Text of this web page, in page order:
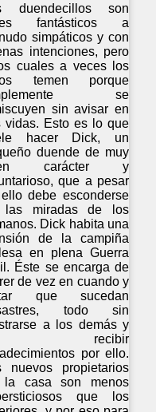
duendecillos son
fantásticos a
simpáticos y con
intenciones, pero
cuales a veces los
temen porque
se
sin avisar en
vidas. Esto es lo que
hacer Dick, un
duende de muy
carácter y
que a pesar
debe esconderse
las miradas de los
Dick habita una
de la campiña
en plena Guerra
Éste se encarga de
de vez en cuando y
que sucedan
todo sin
a los demás y
recibir
por ello.
nuevos propietarios
casa son menos
que los